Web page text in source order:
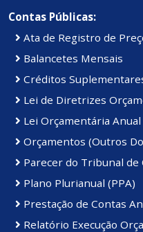
Contas Públicas:
Ata de Registro de
Balancetes Mensais
Créditos
Lei de Diretrizes
Lei Orçamentária Anual
Orçamentos (Outros
Parecer do Tribunal de
Plano Plurianual (PPA)
Prestação de Contas
Relatório Execução